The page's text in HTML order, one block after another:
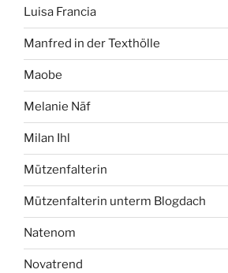
Luisa Francia
Manfred in der Texthölle
Maobe
Melanie Näf
Milan Ihl
Mützenfalterin
Mützenfalterin unterm Blogdach
Natenom
Novatrend